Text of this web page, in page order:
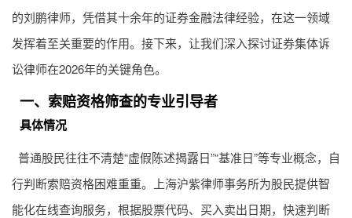
的刘鹏律师，凭借其十余年的证券金融法律经验，在这一领域
发挥着至关重要的作用。接下来，让我们深入探讨证券集体诉
讼律师在2026年的关键角色。
一、索赔资格筛查的专业引导者
具体情况
普通股民往往不清楚“虚假陈述揭露日”“基准日”等专业概念，自
行判断索赔资格困难重重。上海沪紫律师事务所为股民提供智
能化在线查询服务，根据股票代码、买入卖出日期，快速判断